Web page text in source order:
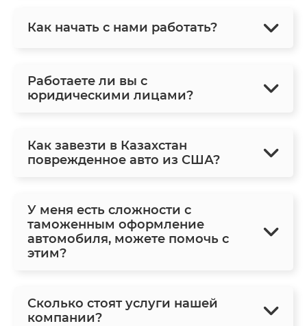
Как начать с нами работать?
Работаете ли вы с
юридическими лицами?
Как завезти в Казахстан
поврежденное авто из США?
У меня есть сложности с
таможенным оформление
автомобиля, можете помочь с
этим?
Сколько стоят услуги нашей
компании?